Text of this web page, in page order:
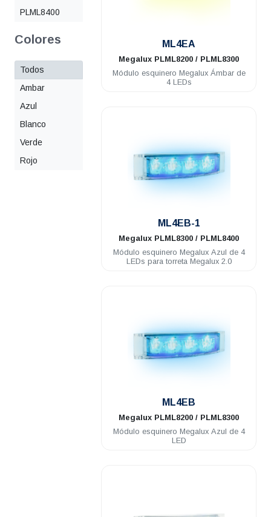
PLML8400
Colores
Todos
Ambar
Azul
Blanco
Verde
Rojo
ML4EA
Megalux PLML8200 / PLML8300
Módulo esquinero Megalux Ámbar de
4 LEDs
ML4EB-1
Megalux PLML8300 / PLML8400
Módulo esquinero Megalux Azul de 4
LEDs para torreta Megalux 2.0
ML4EB
Megalux PLML8200 / PLML8300
Módulo esquinero Megalux Azul de 4
LED